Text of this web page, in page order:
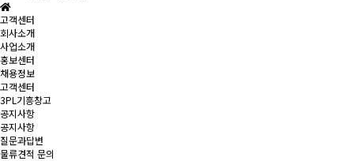
고객센터
회사소개
사업소개
홍보센터
채용정보
고객센터
3PL기흥창고
공지사항
공지사항
질문과답변
물류견적 문의